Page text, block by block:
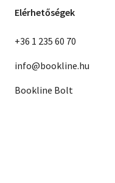
Elérhetőségek
+36 1 235 60 70
info@bookline.hu
Bookline Bolt